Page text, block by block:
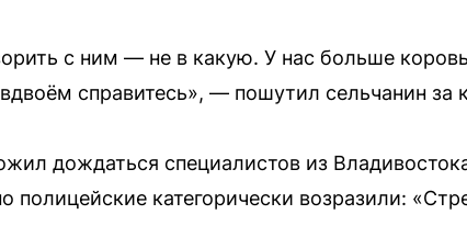
с ним — не в какую. У нас больше
справитесь», — пошутил сельчанин за
дождаться специалистов из
полицейские категорически возразили: